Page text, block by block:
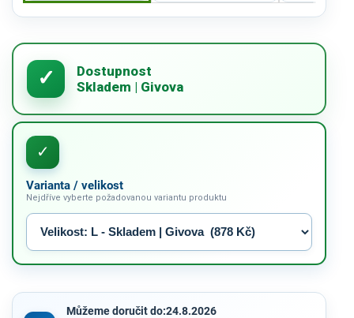
Varianta / velikost
Nejdříve vyberte požadovanou variantu produktu
Můžeme doručit do:24.8.2026